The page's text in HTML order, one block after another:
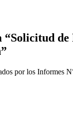
“Solicitud
por los Informes